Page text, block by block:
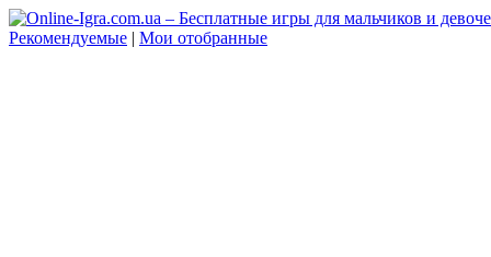
Рекомендуемые | Мои отобранные